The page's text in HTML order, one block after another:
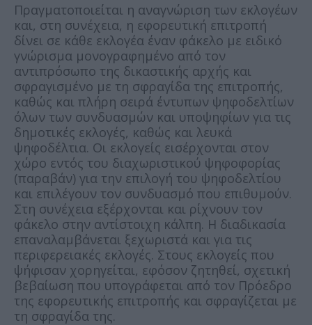
Πραγματοποιείται η αναγνώριση των εκλογέων
και, στη συνέχεια, η εφορευτική επιτροπή
δίνει σε κάθε εκλογέα έναν φάκελο με ειδικό
γνώρισμα μονογραφημένο από τον
αντιπρόσωπο της δικαστικής αρχής και
σφραγισμένο με τη σφραγίδα της επιτροπής,
καθώς και πλήρη σειρά έντυπων ψηφοδελτίων
όλων των συνδυασμών και υποψηφίων για τις
δημοτικές εκλογές, καθώς και λευκά
ψηφοδέλτια. Οι εκλογείς εισέρχονται στον
χώρο εντός του διαχωριστικού ψηφοφορίας
(παραβάν) για την επιλογή του ψηφοδελτίου
και επιλέγουν τον συνδυασμό που επιθυμούν.
Στη συνέχεια εξέρχονται και ρίχνουν τον
φάκελο στην αντίστοιχη κάλπη. Η διαδικασία
επαναλαμβάνεται ξεχωριστά και για τις
περιφερειακές εκλογές. Στους εκλογείς που
ψήφισαν χορηγείται, εφόσον ζητηθεί, σχετική
βεβαίωση που υπογράφεται από τον Πρόεδρο
της εφορευτικής επιτροπής και σφραγίζεται με
τη σφραγίδα της.